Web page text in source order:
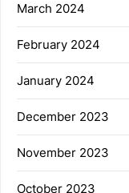
March 2024
February 2024
January 2024
December 2023
November 2023
October 2023